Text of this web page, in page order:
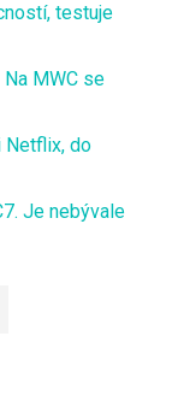
testuje
MWC se
Netflix, do
Je nebývale